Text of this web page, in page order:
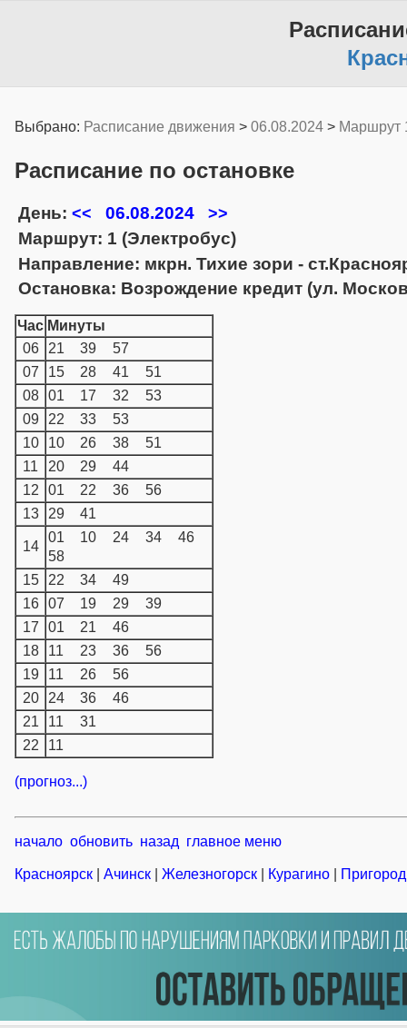
Выбрано: Расписание движения > 06.08.2024 > Маршрут
Расписание по остановке
День: << 06.08.2024 >>
Маршрут: 1 (Электробус)
Направление: мкрн. Тихие зори -
Остановка: Возрождение кредит (ул.
Час Минуты
06
21 39
57
07
15 28 41
51
08
01 17 32
53
09
22 33
53
10
10 26 38
51
11
20 29
44
12
01 22 36
56
13
29 41
14
01 10 24 34
46
58
15
22 34
49
16
07 19 29
39
17
01 21
46
18
11 23 36
56
19
11 26
56
20
24 36
46
21
11
31
22
11
(прогноз...)
начало обновить назад главное меню
Красноярск Ачинск Железногорск Курагино